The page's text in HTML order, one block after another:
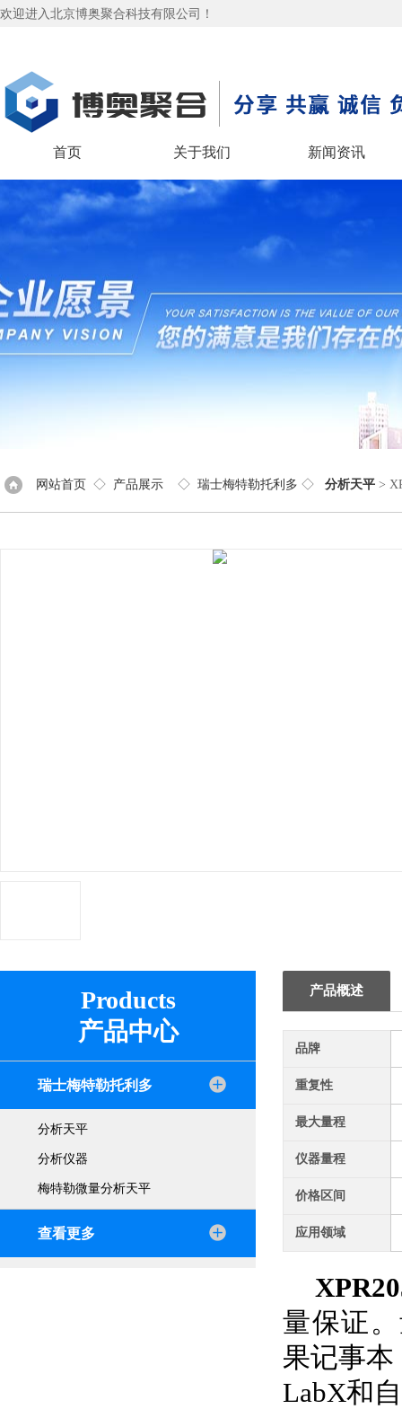
欢迎进入北京博奥聚合科技有限公司！
首页 关于我们 新闻资讯
网站首页 ◇ 产品展示 ◇ 瑞士梅特勒托利多 ◇ 分析天平 >
Products
产品中心
瑞士梅特勒托利多
分析天平
分析仪器
梅特勒微量分析天平
查看更多
产品概述
品牌
重复性
最大量程
仪器量程
价格区间
应用领域
量保证
果记事本
LabX和